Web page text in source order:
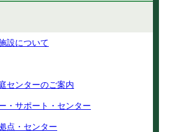
設について
センターのご案内
・サポート・センター
点・センター